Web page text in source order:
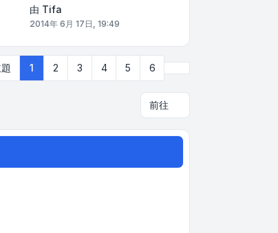
由 Tifa
2014年 6月 17日, 19:49
1 2 3 4 5 6
前往